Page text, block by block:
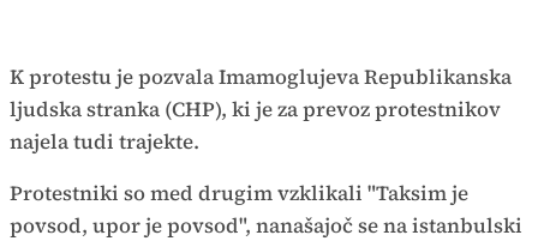
K protestu je pozvala Imamoglujeva Republikanska
ljudska stranka (CHP), ki je za prevoz protestnikov
najela tudi trajekte.
Protestniki so med drugim vzklikali "Taksim je
povsod, upor je povsod", nanašajoč se na istanbulski